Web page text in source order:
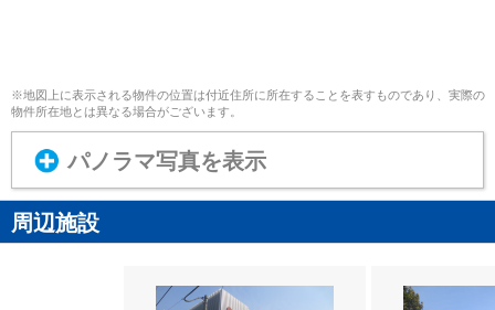
※地図上に表示される物件の位置は付近住所に所在することを表すものであり、実際の
物件所在地とは異なる場合がございます。
パノラマ写真を表示
周辺施設